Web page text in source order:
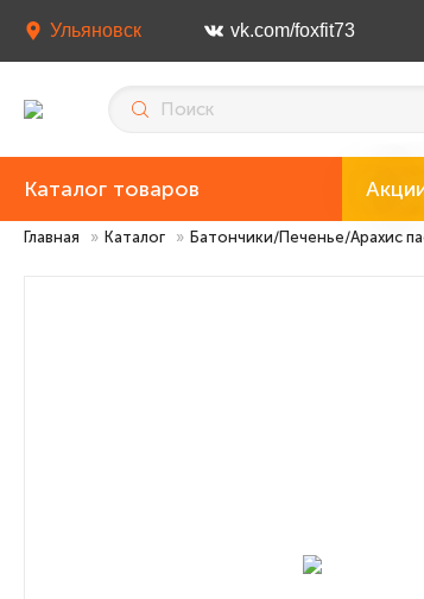
Ульяновск vk.com/foxfit73
Каталог товаров
Главная » Каталог » Батончики/Печенье/Арахис